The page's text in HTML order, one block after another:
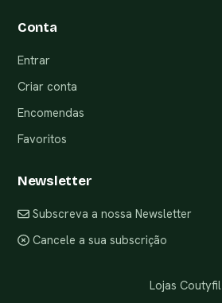
Conta
Entrar
Criar conta
Encomendas
Favoritos
Newsletter
Subscreva a nossa Newsletter
Cancele a sua subscrição
Lojas Coutyfil